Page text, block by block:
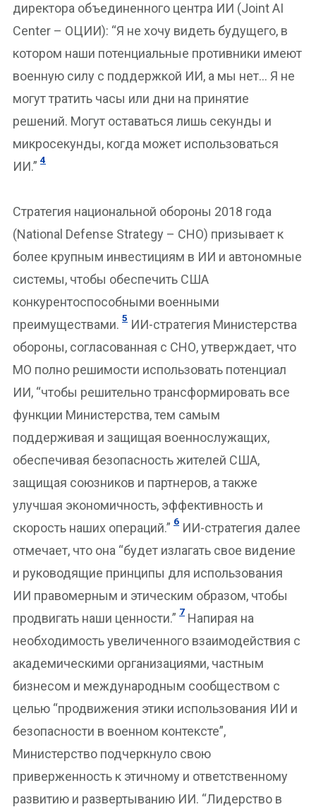
директора объединенного центра ИИ (Joint AI
Center – ОЦИИ): “Я не хочу видеть будущего, в
котором наши потенциальные противники имеют
военную силу с поддержкой ИИ, а мы нет… Я не
могут тратить часы или дни на принятие
решений. Могут оставаться лишь секунды и
микросекунды, когда может использоваться
ИИ.” 4
Стратегия национальной обороны 2018 года
(National Defense Strategy – СНО) призывает к
более крупным инвестициям в ИИ и автономные
системы, чтобы обеспечить США
конкурентоспособными военными
преимуществами. 5 ИИ-стратегия Министерства
обороны, согласованная с СНО, утверждает, что
МО полно решимости использовать потенциал
ИИ, “чтобы решительно трансформировать все
функции Министерства, тем самым
поддерживая и защищая военнослужащих,
обеспечивая безопасность жителей США,
защищая союзников и партнеров, а также
улучшая экономичность, эффективность и
скорость наших операций.” 6 ИИ-стратегия далее
отмечает, что она “будет излагать свое видение
и руководящие принципы для использования
ИИ правомерным и этическим образом, чтобы
продвигать наши ценности.” 7 Напирая на
необходимость увеличенного взаимодействия с
академическими организациями, частным
бизнесом и международным сообществом с
целью “продвижения этики использования ИИ и
безопасности в военном контексте”,
Министерство подчеркнуло свою
приверженность к этичному и ответственному
развитию и развертыванию ИИ. “Лидерство в